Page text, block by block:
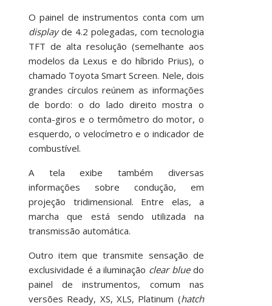
O painel de instrumentos conta com um
displayde 4.2 polegadas, com tecnologia
TFT de alta resolução (semelhante aos
modelos da Lexus e do híbrido Prius), o
chamado Toyota Smart Screen. Nele, dois
grandes círculos reúnem as informações
de bordo: o do lado direito mostra o
conta-giros e o termômetro do motor, o
esquerdo, o velocímetro e o indicador de
combustível.
A tela exibe também diversas
informações sobre condução, em
projeção tridimensional. Entre elas, a
marcha que está sendo utilizada na
transmissão automática.
Outro item que transmite sensação de
exclusividade é a iluminação clear bluedo
painel de instrumentos, comum nas
versões Ready, XS, XLS, Platinum (hatch